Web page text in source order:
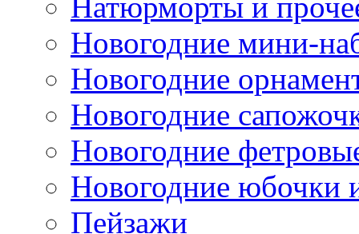
Натюрморты и
Новогодние мини-
Новогодние
Новогодние
Новогодние
Новогодние юбочки
Пейзажи